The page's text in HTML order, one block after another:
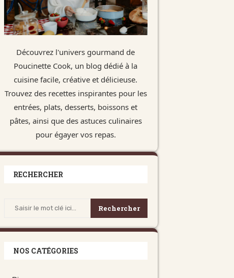
Découvrez l'univers gourmand de
Poucinette Cook, un blog dédié à la
cuisine facile, créative et délicieuse.
Trouvez des recettes inspirantes pour les
entrées, plats, desserts, boissons et
pâtes, ainsi que des astuces culinaires
pour égayer vos repas.
RECHERCHER
Rechercher
NOS CATÉGORIES